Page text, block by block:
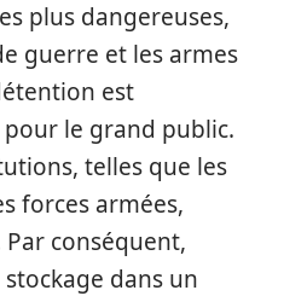
plus dangereuses,
guerre et les armes
est
le grand public.
telles que les
forces armées,
conséquent,
dans un